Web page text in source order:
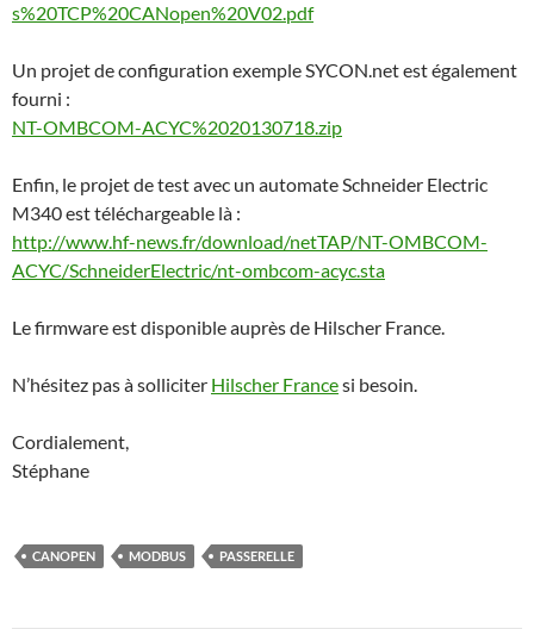
s%20TCP%20CANopen%20V02.pdf
Un projet de configuration exemple SYCON.net est également
fourni :
NT-OMBCOM-ACYC%2020130718.zip
Enfin, le projet de test avec un automate Schneider Electric
M340 est téléchargeable là :
http://www.hf-news.fr/download/netTAP/NT-OMBCOM-
ACYC/SchneiderElectric/nt-ombcom-acyc.sta
Le firmware est disponible auprès de Hilscher France.
N’hésitez pas à solliciter Hilscher Francesi besoin.
Cordialement,
Stéphane
CANOPEN MODBUS PASSERELLE